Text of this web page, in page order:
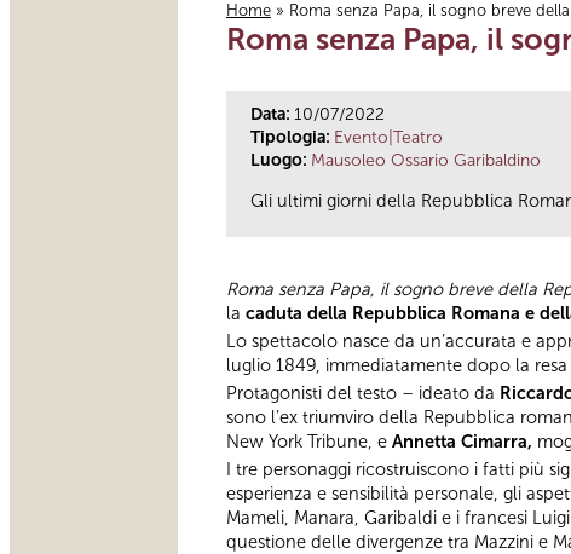
Tu sei qui
Home » Roma senza Papa, il sogno breve
Roma senza Papa, il
Data: 10/07/2022
Tipologia: Evento|Teatro
Luogo: Mausoleo Ossario Garibaldino
Gli ultimi giorni della Repubblica
Roma senza Papa, il sogno breve della
la caduta della Repubblica Romana e
Lo spettacolo nasce da un’accurata e
luglio 1849, immediatamente dopo la
Protagonisti del testo – ideato da
sono l’ex triumviro della Repubblica
New York Tribune, e Annetta Cimarra,
I tre personaggi ricostruiscono i fatti più
esperienza e sensibilità personale, gli
Mameli, Manara, Garibaldi e i francesi
questione delle divergenze tra Mazzini e